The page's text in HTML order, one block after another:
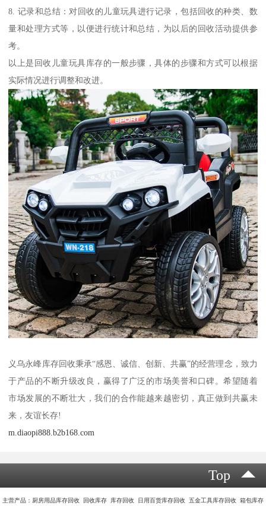
8. 记录和总结：对回收的儿童玩具进行记录，包括回收的种类、数
量和处理方式等，以便进行统计和总结，为以后的回收活动提供参
考。
以上是回收儿童玩具库存的一般步骤，具体的步骤和方式可以根据
实际情况进行调整和改进。
义乌永峰库存回收秉承“感恩、诚信、创新、共赢”的经营理念，致力
于产品的不断升级改良，赢得了广泛的市场美誉和口碑。希望随着
市场发展的不断壮大，我们的合作能越来越密切，真正做到共赢未
来，友谊长存!
m.diaopi888.b2b168.com
Top
主营产品：厨房用品库存回收 回收库存 库存回收 日用百货库存回收 五金工具库存回收 箱包库存